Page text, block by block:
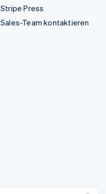
Stripe Press
Sales-Team kontaktieren